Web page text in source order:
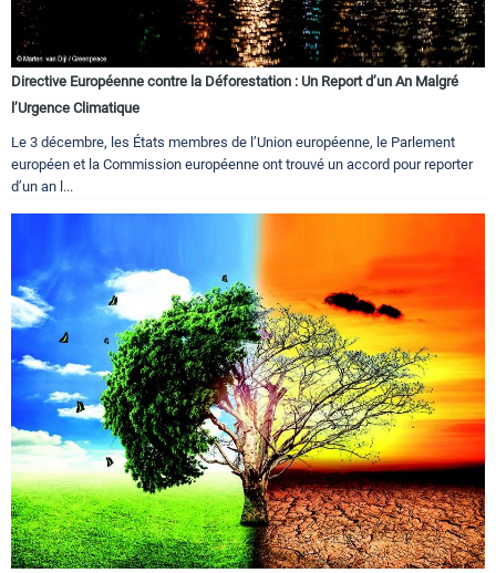
Directive Européenne contre la Déforestation : Un Report d’un An Malgré
l’Urgence Climatique
Le 3 décembre, les États membres de l’Union européenne, le Parlement
européen et la Commission européenne ont trouvé un accord pour reporter
d’un an l...